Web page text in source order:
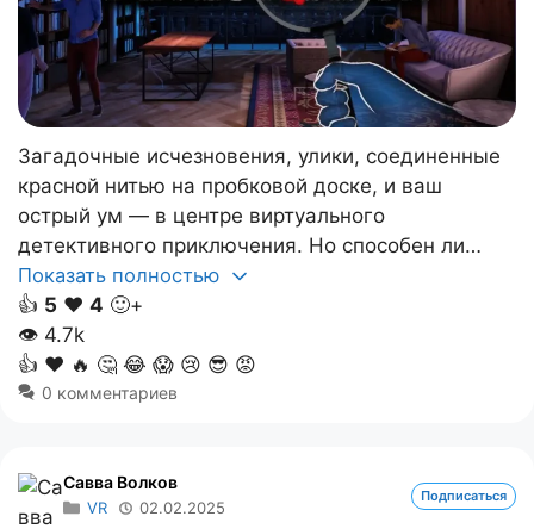
Загадочные исчезновения, улики, соединенные
красной нитью на пробковой доске, и ваш
острый ум — в центре виртуального
детективного приключения. Но способен ли…
Показать полностью
👍 5 ❤️ 4 🙂+
👁 4.7k
👍 ❤️ 🔥 🤔 😂 😱 😢 😎 😡
0 комментариев
Савва Волков
VR 02.02.2025
Подписаться